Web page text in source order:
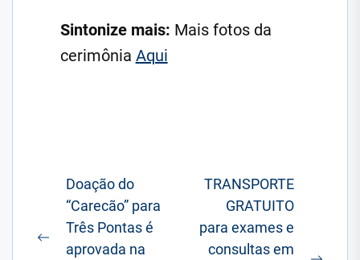
Sintonize mais: Mais fotos da
cerimônia Aqui
Navegação
Post
Postagem
Doação do
“Carecão” para
Três Pontas é
aprovada na
TRANSPORTE
GRATUITO
para exames e
consultas em